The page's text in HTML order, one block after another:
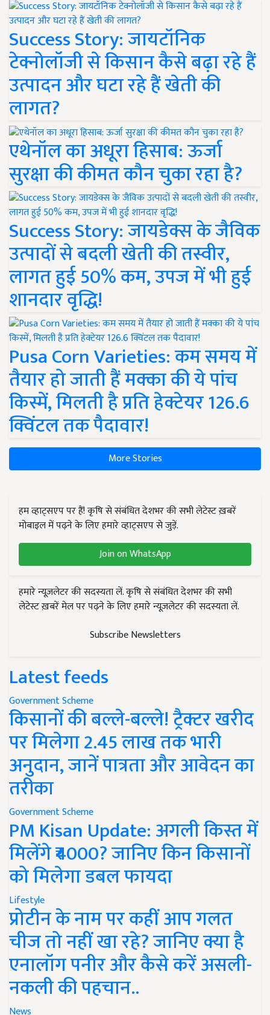
Success Story: जायटॉनिक
टेक्नोलॉजी से किसान कैसे बढ़ा रहे हैं
उत्पादन और घटा रहे हैं खेती की
लागत?
एथेनॉल का अधूरा हिसाब: ऊर्जा
सुरक्षा की कीमत कौन चुका रहा है?
Success Story: जायडेक्स के जैविक
उत्पादों से बदली खेती की तस्वीर,
लागत हुई 50% कम, उपज में भी हुई
शानदार वृद्धि!
Pusa Corn Varieties: कम समय में
तैयार हो जाती हैं मक्का की ये पांच
किस्में, मिलती है प्रति हेक्टेयर 126.6
क्विंटल तक पैदावार!
More Stories
हम व्हाट्सएप पर हैं! कृषि से संबंधित देशभर की सभी लेटेस्ट ख़बरें
मोबाइल में पढ़ने के लिए हमारे व्हाट्सएप से जुड़ें.
Join on WhatsApp
हमारे न्यूज़लेटर की सदस्यता लें. कृषि से संबंधित देशभर की सभी
लेटेस्ट ख़बरें मेल पर पढ़ने के लिए हमारे न्यूज़लेटर की सदस्यता लें.
Subscribe Newsletters
Latest feeds
Government Scheme
किसानों की बल्ले-बल्ले! ट्रैक्टर खरीद
पर मिलेगा 2.45 लाख तक भारी
अनुदान, जानें पात्रता और आवेदन का
तरीका
Government Scheme
PM Kisan Update: अगली किस्त में
मिलेंगे ₹4000? जानिए किन किसानों
को मिलेगा डबल फायदा
Lifestyle
प्रोटीन के नाम पर कहीं आप गलत
चीज तो नहीं खा रहे? जानिए क्या है
एनालॉग पनीर और कैसे करें असली-
नकली की पहचान..
News